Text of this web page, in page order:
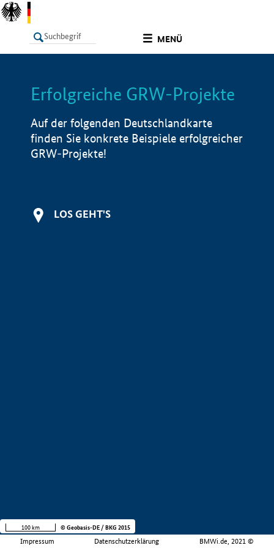
MENÜ
LISTE Info
Erfolgreiche GRW-Projekte
Auf der folgenden Deutschlandkarte
finden Sie konkrete Beispiele erfolgreicher
GRW-Projekte!
LOS GEHT'S
Impressum Datenschutzerklärung BMWi.de, 2021 ©
100 km © Geobasis-DE / BKG 2015